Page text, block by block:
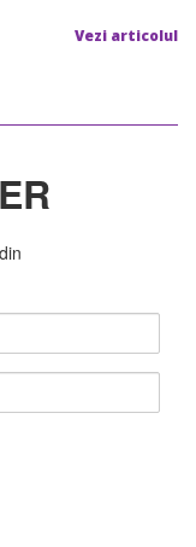
Vezi articolul